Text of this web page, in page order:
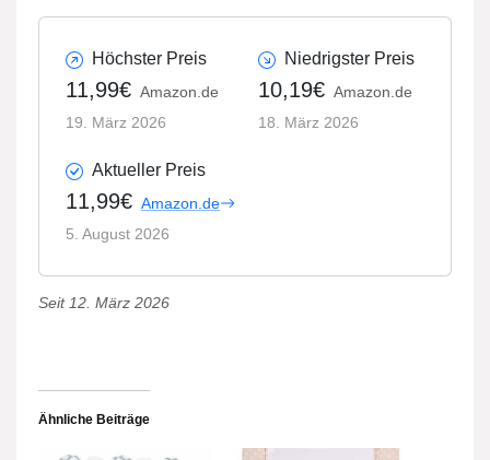
Höchster Preis
11,99€ Amazon.de
19. März 2026
Niedrigster Preis
10,19€ Amazon.de
18. März 2026
Aktueller Preis
11,99€ Amazon.de
5. August 2026
Seit 12. März 2026
Ähnliche Beiträge